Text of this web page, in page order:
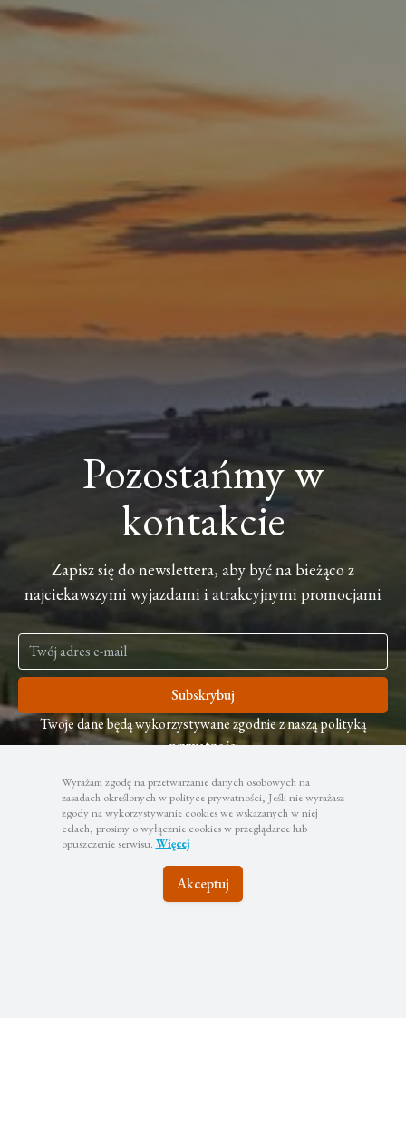
Wyrażam zgodę na przetwarzanie danych osobowych na
zasadach określonych w polityce prywatności, Jeśli nie wyrażasz
zgody na wykorzystywanie cookies we wskazanych w niej
celach, prosimy o wyłącznie cookies w przeglądarce lub
opuszczenie serwisu. Więcej
Akceptuj
Pozostańmy w
kontakcie
Zapisz się do newslettera, aby być na bieżąco z
najciekawszymi wyjazdami i atrakcyjnymi promocjami
Subskrybuj
Twoje dane będą wykorzystywane zgodnie z naszą polityką
prywatności